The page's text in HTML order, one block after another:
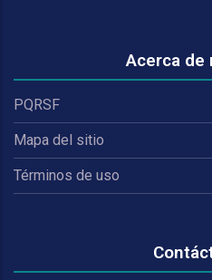
Acerca de
PQRSF
Mapa del sitio
Términos de uso